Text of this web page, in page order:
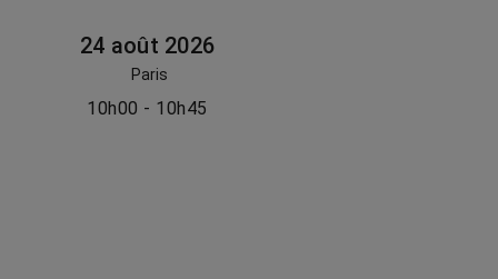
24 août 2026
Paris
10h00 - 10h45